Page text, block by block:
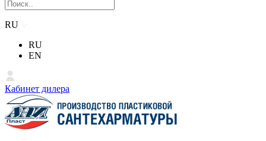
RU
RU
EN
Кабинет дилера